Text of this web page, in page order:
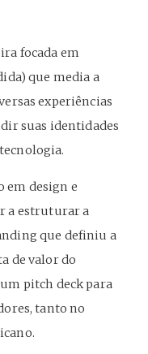
focada em
que media a
experiências
suas identidades
em design e
a estruturar a
que definiu a
de valor do
pitch deck para
tanto no